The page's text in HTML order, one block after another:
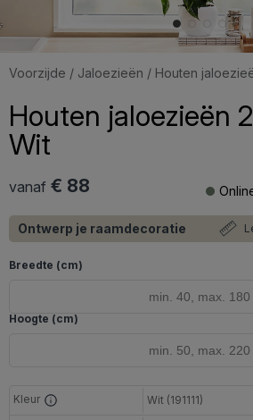
Voorzijde / Jaloezieën / Houten
Houten jaloezieën
Wit
vanaf € 88
Ontwerp je raamdecoratie
Breedte (cm)
Hoogte (cm)
Kleur Wit (191111)